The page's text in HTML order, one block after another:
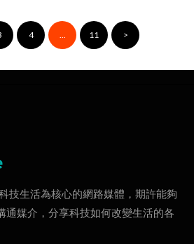
4 11 >
技生活為核心的網路媒體，期許能夠
通媒介，分享科技如何改變生活的各